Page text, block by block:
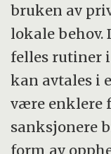
bruken av
lokale behov.
felles rutiner
kan avtales i
være enklere
sanksjonere
form av